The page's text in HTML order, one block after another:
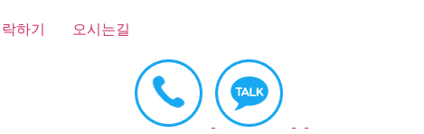
하기 오시는길